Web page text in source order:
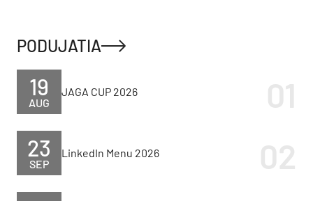
PODUJATIA
AUG
19 JAGA CUP 2026
SEP
23 LinkedIn Menu 2026